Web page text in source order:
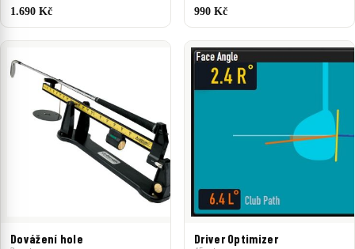
1.690 Kč 990 Kč
Dovážení hole Driver Optimizer